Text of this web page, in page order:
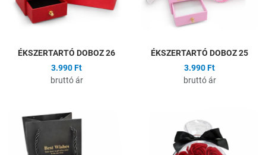
ÉKSZERTARTÓ DOBOZ 26
3.990 Ft
bruttó ár
ÉKSZERTARTÓ DOBOZ 25
3.990 Ft
bruttó ár
Összehasonlítás